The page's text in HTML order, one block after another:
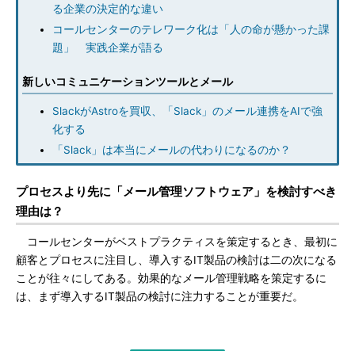
る企業の決定的な違い
コールセンターのテレワーク化は「人の命が懸かった課
題」 実践企業が語る
新しいコミュニケーションツールとメール
SlackがAstroを買収、「Slack」のメール連携をAIで強
化する
「Slack」は本当にメールの代わりになるのか？
プロセスより先に「メール管理ソフトウェア」を検討すべき
理由は？
コールセンターがベストプラクティスを策定するとき、最初に
顧客とプロセスに注目し、導入するIT製品の検討は二の次になる
ことが往々にしてある。効果的なメール管理戦略を策定するに
は、まず導入するIT製品の検討に注力することが重要だ。